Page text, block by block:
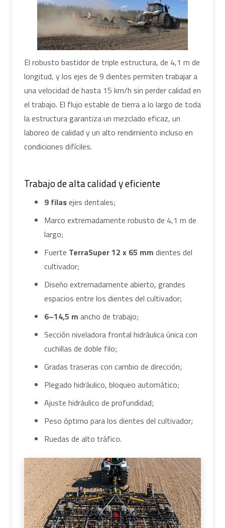
El robusto bastidor de triple estructura, de 4,1 m de
longitud, y los ejes de 9 dientes permiten trabajar a
una velocidad de hasta 15 km/h sin perder calidad en
el trabajo. El flujo estable de tierra a lo largo de toda
la estructura garantiza un mezclado eficaz, un
laboreo de calidad y un alto rendimiento incluso en
condiciones difíciles.
Trabajo de alta calidad y eficiente
9 filasejes dentales;
Marco extremadamente robusto de 4,1 m de
largo;
Fuerte TerraSuper 12 x 65 mm dientes del
cultivador;
Diseño extremadamente abierto, grandes
espacios entre los dientes del cultivador;
6–14,5 m ancho de trabajo;
Sección niveladora frontal hidráulica única con
cuchillas de doble filo;
Gradas traseras con cambio de dirección;
Plegado hidráulico, bloqueo automático;
Ajuste hidráulico de profundidad;
Peso óptimo para los dientes del cultivador;
Ruedas de alto tráfico.